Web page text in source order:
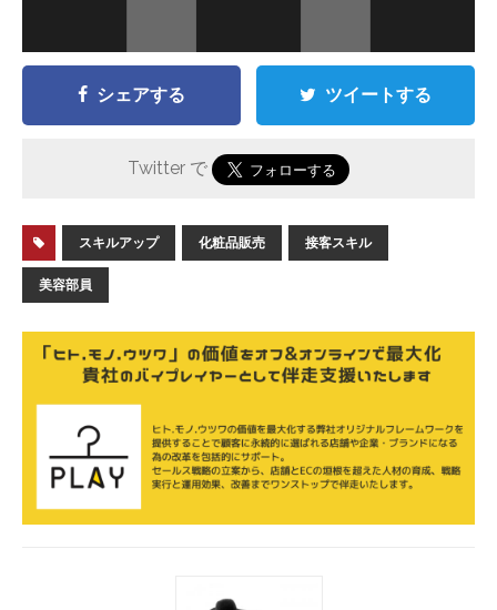
シェアする ツイートする
Twitter で
スキルアップ 化粧品販売 接客スキル
美容部員